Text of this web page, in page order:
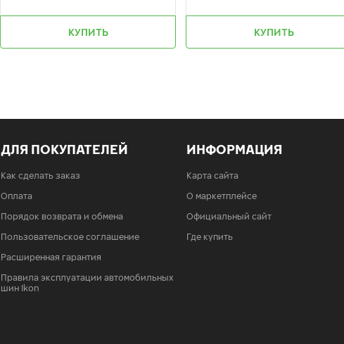
КУПИТЬ КУПИТЬ
ДЛЯ ПОКУПАТЕЛЕЙ
Как сделать заказ
Оплата
Порядок возврата и обмена
Пользовательское соглашение
Расширенная гарантия
Правила эксплуатации автомобильных
шин Ikon
ИНФОРМАЦИЯ
Карта сайта
О маркетплейсе
Официальный сайт
Где купить